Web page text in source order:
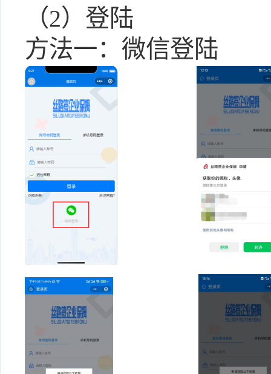
（2） 登陆
方法一：微信登陆